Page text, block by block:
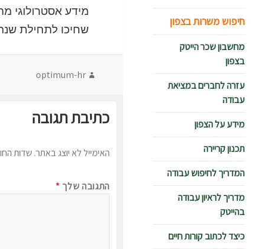
חיפוש משרות בצפון
מחשבון שכר הייטק
בצפון
עזרה לחברים במציאת
עבודה
מידע על הצפון
תכנון קריירה
המדריך לחיפוש עבודה
מדריך לראיון עבודה
בהייטק
כיצד לכתוב קורות חיים
מידע אסטרולוגי
שחיכו לתחילת שנת 2013 מתחילים, כולל משרות בכירים. שתהיה שנה אזרחית טובה. פורסם ב –
מחבר
optimum-hr
כתיבת תגובה
האימייל לא יוצג באתר. שדות
התגובה שלך *